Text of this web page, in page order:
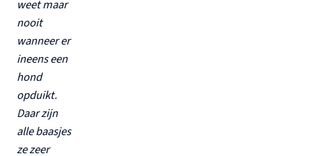
weet maar
nooit
wanneer er
ineens een
hond
opduikt.
Daar zijn
alle baasjes
ze zeer